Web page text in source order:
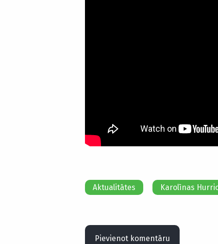
Aktualitātes Karolīnas
Pievienot komentāru